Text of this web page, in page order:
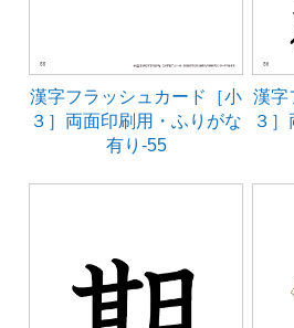
漢字フラッシュカード［小
３］両面印刷用・ふりがな
有り-55
漢字
３